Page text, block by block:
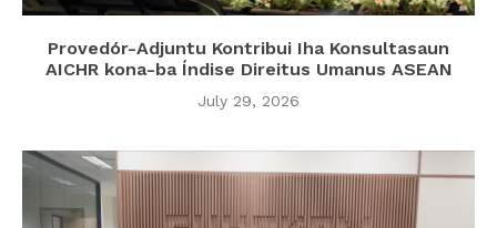
Provedór-Adjuntu Kontribui Iha Konsultasaun
AICHR kona-ba Índise Direitus Umanus ASEAN
July 29, 2026